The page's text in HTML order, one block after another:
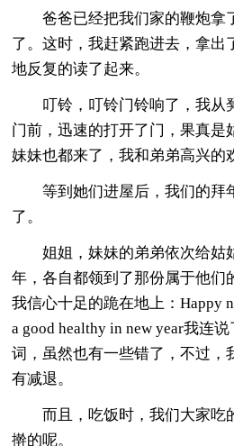
爸爸已经把我们家的鞭炮拿
了。这时，我赶紧跑进去，拿出
地反复的读了起来。
叮铃，叮铃门铃响了，我从
门前，迅速的打开了门，果真是
妹妹也都来了，我和弟弟高兴的
等到她们进屋后，我们的拜
了。
姐姐，妹妹的弟弟依次给姑
年，各自都领到了那份属于他们
我信心十足的跪在地上：Happy
a good healthy in new year我连
词，虽然也有一些错了，不过，
有减退。
而且，吃饭时，我们大家吃
擀的呢。